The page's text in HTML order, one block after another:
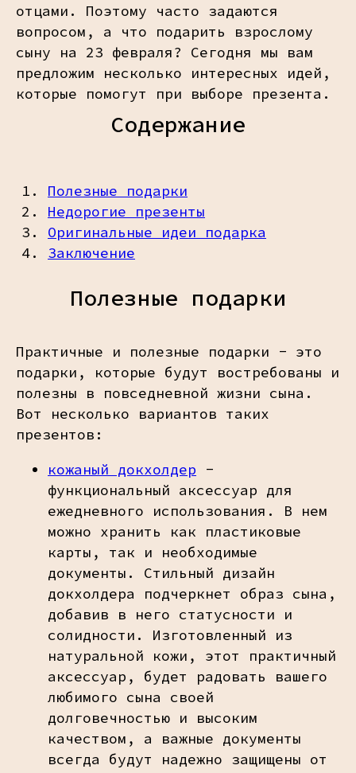
отцами. Поэтому часто задаются
вопросом, а что подарить взрослому
сыну на 23 февраля? Сегодня мы вам
предложим несколько интересных идей,
которые помогут при выборе презента.
Содержание
Полезные подарки
Недорогие презенты
Оригинальные идеи подарка
Заключение
Полезные подарки
Практичные и полезные подарки - это
подарки, которые будут востребованы и
полезны в повседневной жизни сына.
Вот несколько вариантов таких
презентов:
кожаный докхолдер -
функциональный аксессуар для
ежедневного использования. В нем
можно хранить как пластиковые
карты, так и необходимые
документы. Стильный дизайн
докхолдера подчеркнет образ сына,
добавив в него статусности и
солидности. Изготовленный из
натуральной кожи, этот практичный
аксессуар, будет радовать вашего
любимого сына своей
долговечностью и высоким
качеством, а важные документы
всегда будут надежно защищены от